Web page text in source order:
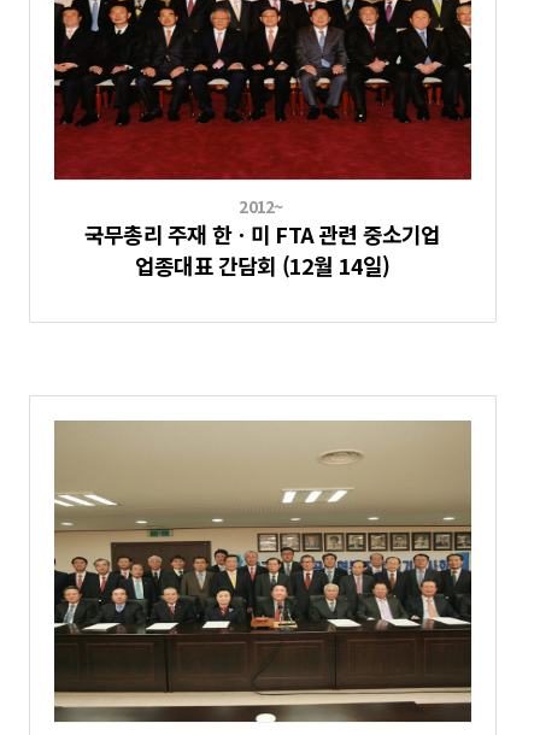
2012~
국무총리 주재 한ㆍ미 FTA 관련 중소기업
업종대표 간담회 (12월 14일)